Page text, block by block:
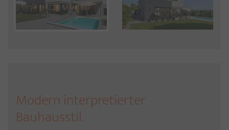
Modern interpretierter
Bauhausstil.